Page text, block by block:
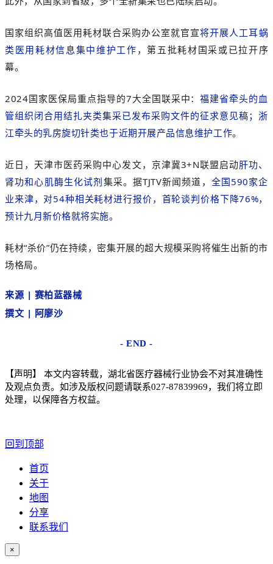
国家组织高值医用耗材联合采购办公室就官宣将开展人工耳蜗
类医用耗材信息集中维护工作 ，第五批耗材国采或已拉开序
幕。
2024国家医保局重点指导的7大全国联采中：福建省牵头的血
管组织闭合用结扎夹类集采已发布采购文件的征求意见稿； 浙
江牵头的乳房旋切针类也于近期开展产品信息维护工作。
近日，天津市医药采购中心发文，京津冀3+N联盟启动肝功、
肾功和心肌酶生化试剂集采。据TJTV新闻频道， 全国590家企
业来津，对54种相关耗材进行报价，首轮谈判价格下降76%，
预计九月新价格就将实施。
耗材“杀价”仍在持续，密集开展的超大规模采购将催生出新的市
场格局。
来源 | 赛柏蓝器械
撰文 | 阿廖沙
- END -
【声明】
本文内容转载，湖北省医疗器械行业协会不对其准确性
及观点负责。如涉及版权问题请联系027-87839969，我们将立即
处理，以保障各方权益。
回到顶部
首页
关于
地图
分享
联系我们
×